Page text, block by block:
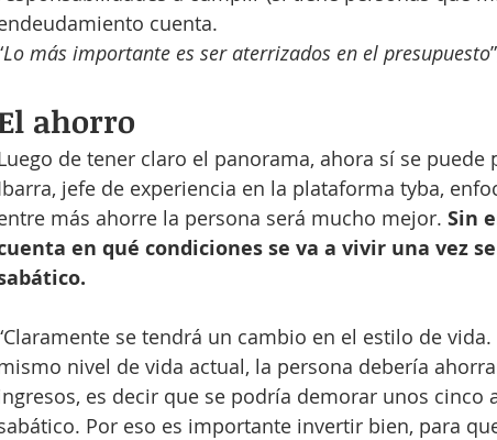
cuenta.
Lo más importante es ser aterrizados en el presupuesto
ahorro
de tener claro el panorama, ahora sí se
jefe de experiencia en la plataforma tyba,
más ahorre la persona será mucho mejor. Sin
en qué condiciones se va a vivir una vez
se tendrá un cambio en el estilo de
nivel de vida actual, la persona debería
es decir que se podría demorar unos cinco
Por eso es importante invertir bien, para